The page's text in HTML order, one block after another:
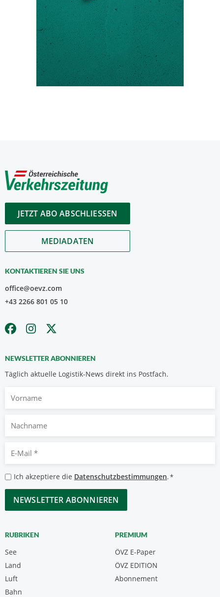
JETZT ABO ABSCHLIESSEN
MEDIADATEN
KONTAKTIEREN SIE UNS
office@oevz.com
+43 2266 801 05 10
NEWSLETTER ABONNIEREN
Täglich aktuelle Logistik-News direkt ins Postfach.
Nachname
Mail
*
Datenschutzbestimmungen
*
Ich akzeptiere die Datenschutzbestimmungen.*
CAPTCHA
RUBRIKEN
See
Land
Luft
Bahn
PREMIUM
ÖVZ E-Paper
Abonnement
ÖVZ EDITION